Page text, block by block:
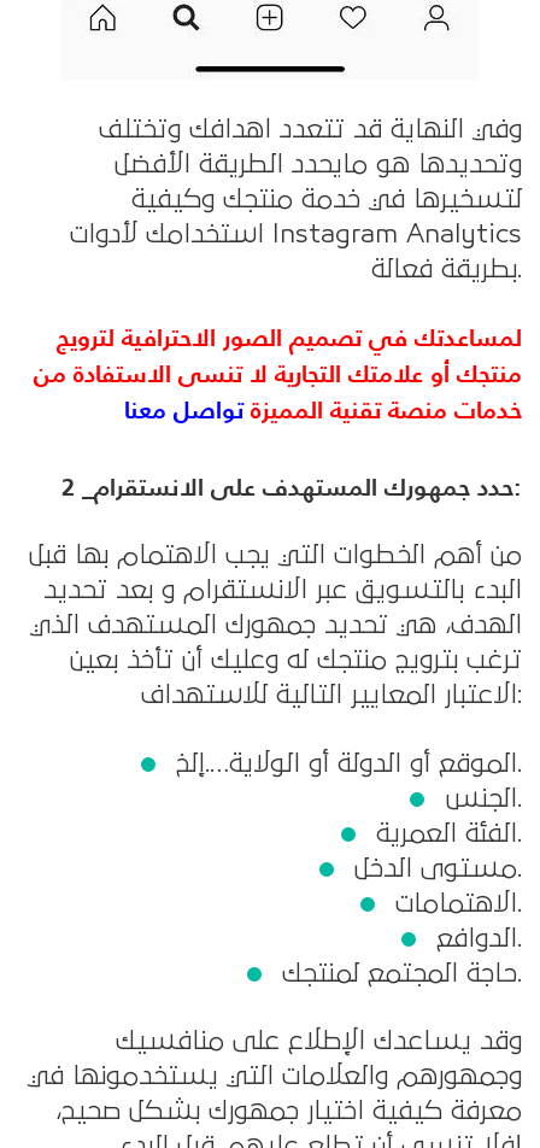
وفي النهاية قد تتعدد اهدافك وتختلف
وتحديدها هو مايحدد الطريقة الأفضل
لتسخيرها في خدمة منتجك وكيفية
استخدامك لأدوات Instagram Analytics
بطريقة فعالة.
منتجك أو علامتك التجارية لا تنسى الاستفادة من
خدمات منصة تقنية المميزةتواصل معنا
2 _حدد جمهورك المستهدف على الانستقرام:
من أهم الخطوات التي يجب الاهتمام بها قبل
البدء بالتسويق عبر الانستقرام و بعد تحديد
الهدف، هي تحديد جمهورك المستهدف الذي
ترغب بترويج منتجك له وعليك أن تأخذ بعين
الاعتبار المعايير التالية للاستهداف:
الموقع أو الدولة أو الولاية….إلخ.
الجنس.
الفئة العمرية.
مستوى الدخل.
الاهتمامات.
الدوافع.
حاجة المجتمع لمنتجك.
وقد يساعدك الإطلاع على منافسيك
وجمهورهم والعلامات التي يستخدمونها في
معرفة كيفية اختيار جمهورك بشكل صحيح،